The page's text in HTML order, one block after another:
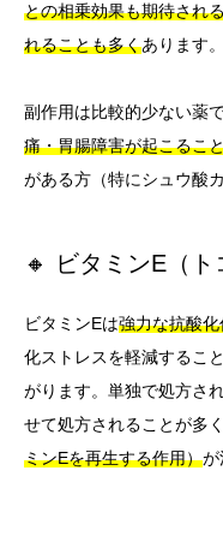
との相乗効果も期待され
れることも多くあります。
副作用は比較的少ない薬で
痛・胃腸障害が起こるこ
がある方（特にシュウ酸
🔸 ビタミンE（ト
ビタミンEは強力な抗酸
化ストレスを軽減するこ
がります。単独で処方さ
せて処方されることが多く
ミンEを再生する作用）が